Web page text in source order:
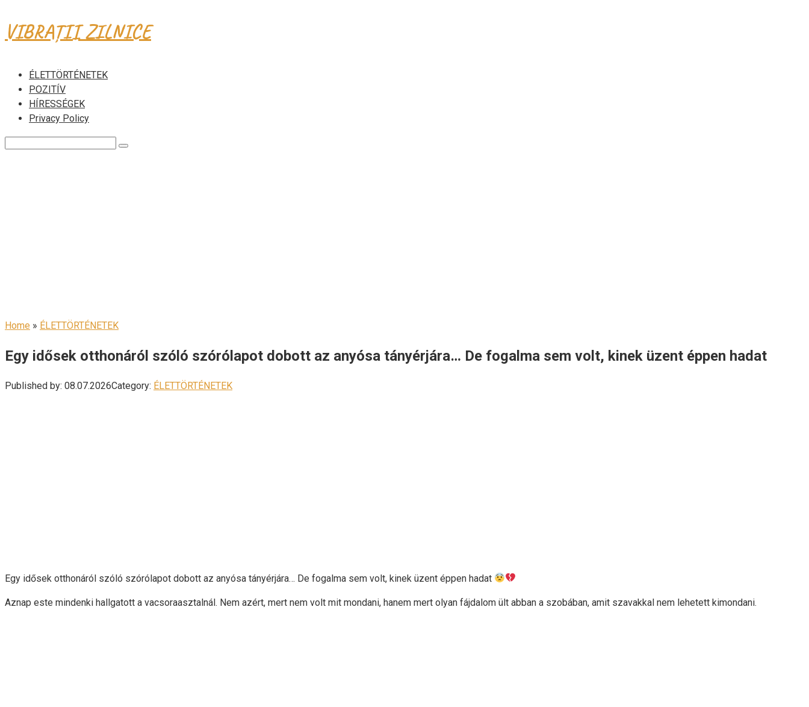
to
content
VIBRAȚII ZILNICE
ÉLETTÖRTÉNETEK
POZITÍV
HÍRESSÉGEK
Privacy Policy
Home » ÉLETTÖRTÉNETEK
Egy idősek otthonáról szóló szórólapot dobott az anyósa tányérjára… De fogalma sem volt, kinek üzent éppen hadat
Published by: 08.07.2026Category: ÉLETTÖRTÉNETEK
Egy idősek otthonáról szóló szórólapot dobott az anyósa tányérjára… De fogalma sem volt, kinek üzent éppen hadat
Aznap este mindenki hallgatott a vacsoraasztalnál. Nem azért, mert nem volt mit mondani, hanem mert olyan fájdalom ült abban a szobában, amit szavakkal nem lehetett kimondani.